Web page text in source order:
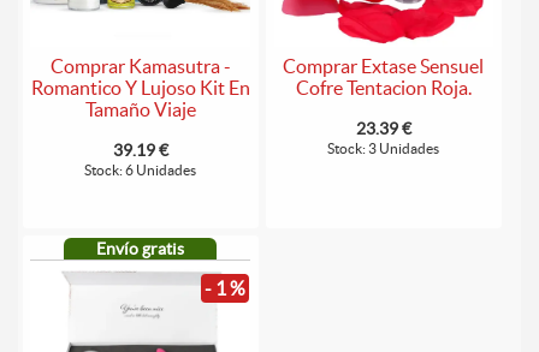
Comprar Kamasutra -
Romantico Y Lujoso Kit En
Tamaño Viaje
39.19 €
Stock: 6 Unidades
Comprar Extase Sensuel
Cofre Tentacion Roja.
23.39 €
Stock: 3 Unidades
Envío gratis
- 1 %